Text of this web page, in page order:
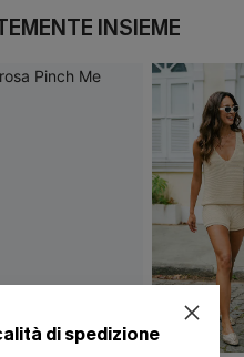
INSIEME
di spedizione